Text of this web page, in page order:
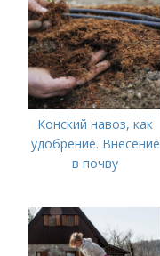
Конский навоз, как
удобрение. Внесение
в почву